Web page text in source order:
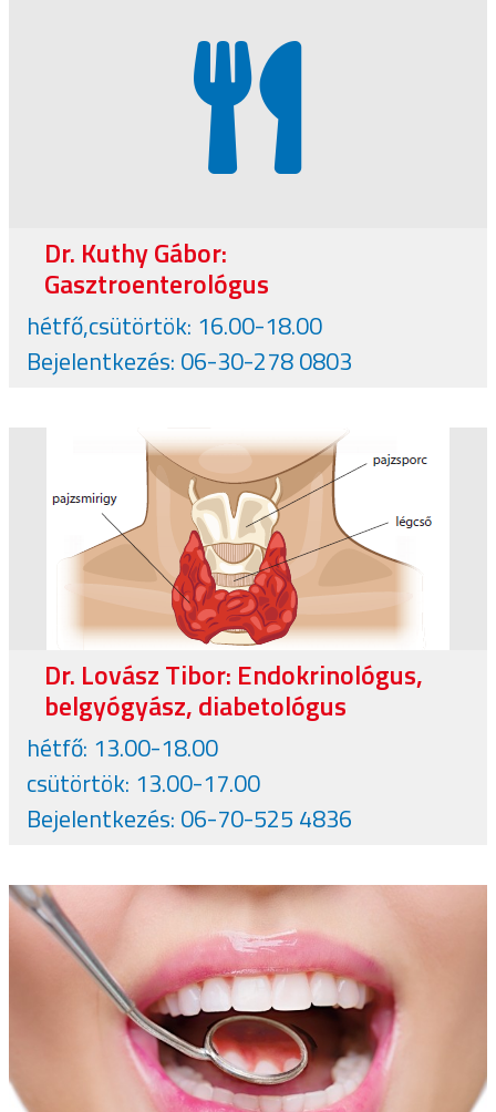
Dr. Kuthy Gábor:
Gasztroenterológus
hétfő,csütörtök: 16.00-18.00
Bejelentkezés: 06-30-278 0803
Dr. Lovász Tibor: Endokrinológus,
belgyógyász, diabetológus
hétfő: 13.00-18.00
csütörtök: 13.00-17.00
Bejelentkezés: 06-70-525 4836